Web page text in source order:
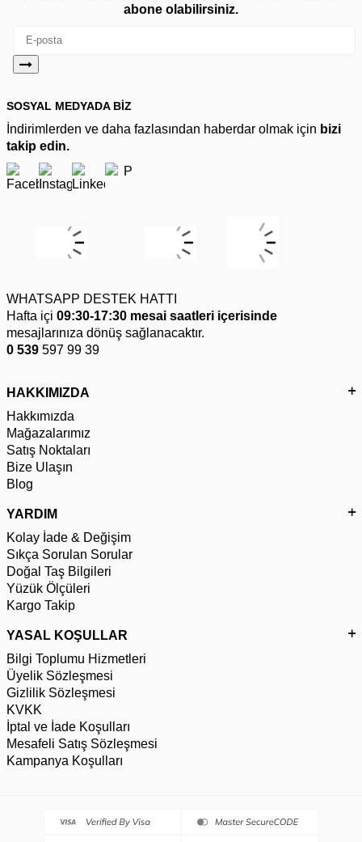
abone olabilirsiniz.
SOSYAL MEDYADA BİZ
İndirimlerden ve daha fazlasından haberdar olmak için bizi
takip edin.
WHATSAPP DESTEK HATTI
Hafta içi 09:30-17:30 mesai saatleri içerisinde
mesajlarınıza dönüş sağlanacaktır.
0 539 597 99 39
HAKKIMIZDA
Hakkımızda
Mağazalarımız
Satış Noktaları
Bize Ulaşın
Blog
YARDIM
Kolay İade & Değişim
Sıkça Sorulan Sorular
Doğal Taş Bilgileri
Yüzük Ölçüleri
Kargo Takip
YASAL KOŞULLAR
Bilgi Toplumu Hizmetleri
Üyelik Sözleşmesi
Gizlilik Sözleşmesi
KVKK
İptal ve İade Koşulları
Mesafeli Satış Sözleşmesi
Kampanya Koşulları